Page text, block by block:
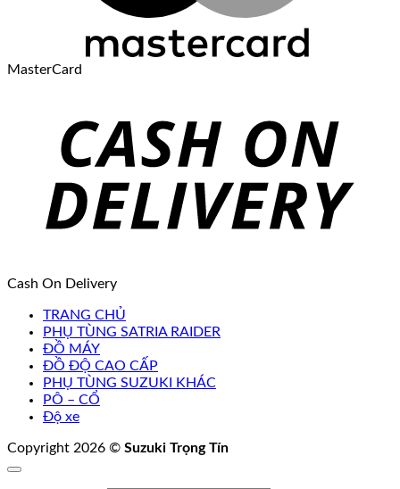
MasterCard
Cash On Delivery
TRANG CHỦ
PHỤ TÙNG SATRIA RAIDER
ĐỒ MÁY
ĐỒ ĐỘ CAO CẤP
PHỤ TÙNG SUZUKI KHÁC
PÔ – CỔ
Độ xe
Copyright 2026 © Suzuki Trọng Tín